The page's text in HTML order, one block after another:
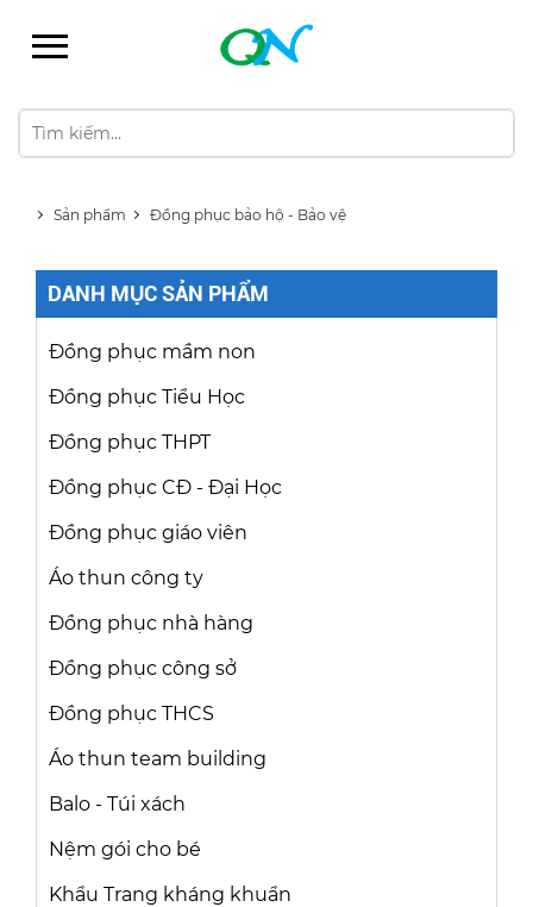
Sản phẩm Đồng phục bảo hộ - Bảo vệ
DANH MỤC SẢN PHẨM
Đồng phục mầm non
Đồng phục Tiểu Học
Đồng phục THPT
Đồng phục CĐ - Đại Học
Đồng phục giáo viên
Áo thun công ty
Đồng phục nhà hàng
Đồng phục công sở
Đồng phục THCS
Áo thun team building
Balo - Túi xách
Nệm gói cho bé
Khẩu Trang kháng khuẩn